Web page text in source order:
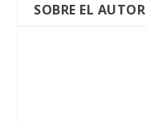
SOBRE EL AUTOR